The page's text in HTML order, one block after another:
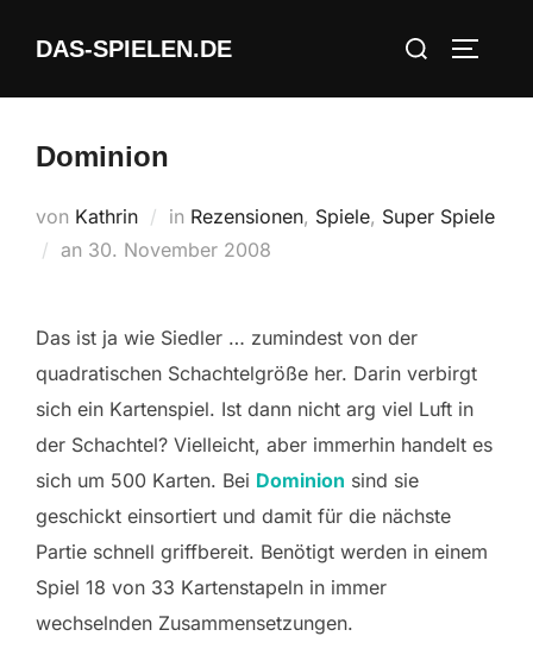
InhaltDAS-SPIELEN.DE
Suchen
Dominion
von Kathrin in Rezensionen, Spiele, Super Spiele
an Veröffentlicht
30. November 2008
Das ist ja wie Siedler … zumindest von der
quadratischen Schachtelgröße her. Darin verbirgt
sich ein Kartenspiel. Ist dann nicht arg viel Luft in
der Schachtel? Vielleicht, aber immerhin handelt es
sich um 500 Karten. Bei Dominion sind sie
geschickt einsortiert und damit für die nächste
Partie schnell griffbereit. Benötigt werden in einem
Spiel 18 von 33 Kartenstapeln in immer
wechselnden Zusammensetzungen.